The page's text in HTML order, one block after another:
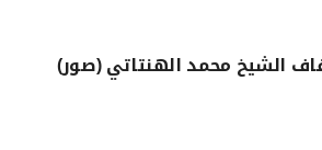
الشيخ محمد الهنتاتي (صور)